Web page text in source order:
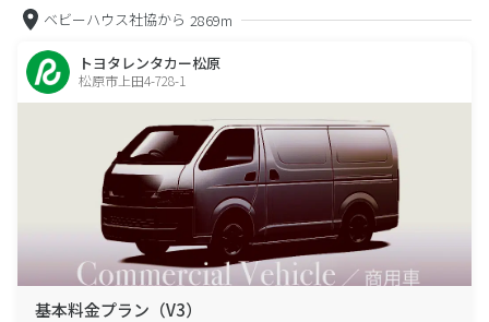
ベビーハウス社協から 2869m
トヨタレンタカー松原
松原市上田4-728-1
基本料金プラン（V3）